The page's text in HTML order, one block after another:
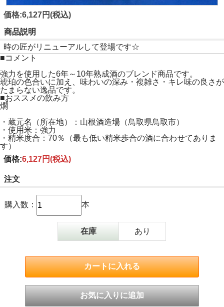
価格:6,127円(税込)
商品説明
時の匠がリニューアルして登場です☆
■コメント
強力を使用した6年～10年熟成酒のブレンド商品です。
琥珀の色合いに加え、味わいの深み・複雑さ・キレ味の良さが
たまらない逸品です。
■おススメの飲み方
燗
・蔵元名（所在地）：山根酒造場（鳥取県鳥取市）
・使用米：強力
・精米度合：70％（最も低い精米歩合の酒に合わせてありま
す）
価格:6,127円(税込)
注文
購入数： 本
在庫 あり